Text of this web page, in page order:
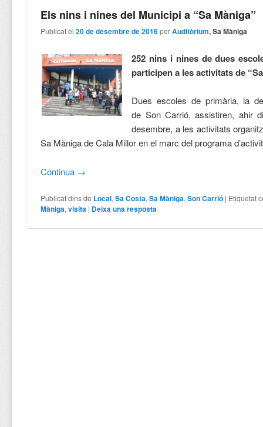
Els nins i nines del Municipi a “Sa Màniga”
Publicat el20 de desembre de 2016 perAuditòrium, Sa Màniga
252 nins i nines de dues
participen a les activitats de
Dues escoles de primària, la
de Son Carrió, assistiren, ahir
desembre, a les activitats
Sa Màniga de Cala Millor en el marc del programa
Continua →
Publicat dins de Local,Sa Costa,Sa Màniga,Son Carrió | Etiquetat
Màniga,visita | Deixa una resposta